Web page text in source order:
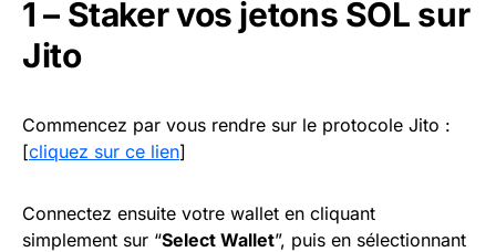
1 – Staker vos jetons SOL sur
Jito
Commencez par vous rendre sur le protocole Jito :
[cliquez sur ce lien]
Connectez ensuite votre wallet en cliquant
simplement sur “Select Wallet”, puis en sélectionnant